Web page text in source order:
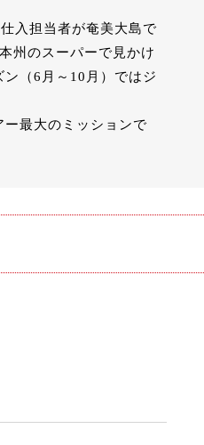
入担当者が奄美大島で
州のスーパーで見かけ
（6月～10月）ではジ
最大のミッションで